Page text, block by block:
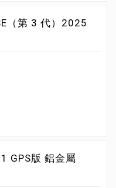
（第 3 代）2025
GPS版 鋁金屬